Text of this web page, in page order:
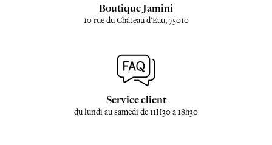
Boutique Jamini
10 rue du Château d'Eau, 75010
Service client
du lundi au samedi de 11H30 à 18h30